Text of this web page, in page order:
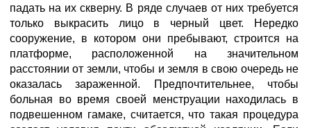
падать на их скверну. В ряде случаев от них требуется
только выкрасить лицо в черный цвет. Нередко
сооружение, в котором они пребывают, строится на
платформе, расположенной на значительном
расстоянии от земли, чтобы и земля в свою очередь не
оказалась зараженной. Предпочтительнее, чтобы
больная во время своей менструации находилась в
подвешенном гамаке, считается, что такая процедура